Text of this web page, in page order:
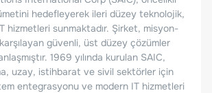
hedefleyerek ileri düzey teknolojik,
hizmetleri sunmaktadır. Şirket, misyon-
güvenli, üst düzey çözümler
1969 yılında kurulan SAIC,
uzay, istihbarat ve sivil sektörler için
entegrasyonu ve modern IT hizmetleri